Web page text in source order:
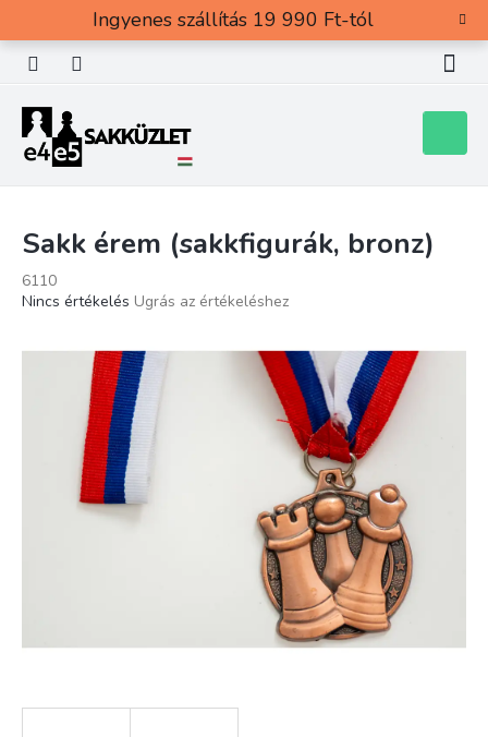
tartalomhoz
Ingyenes szállítás 19 990 Ft-tól
Sakk érem (sakkfigurák, bronz)
6110
A
értékelése
Nincs értékelés Ugrás az értékeléshez